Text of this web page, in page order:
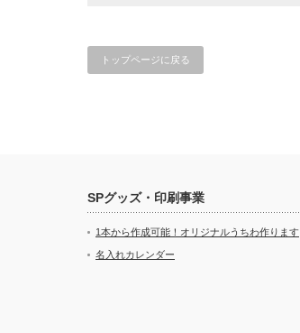
トップページに戻る
SPグッズ・印刷事業
1本から作成可能！オリジナルうちわ作ります
名入れカレンダー